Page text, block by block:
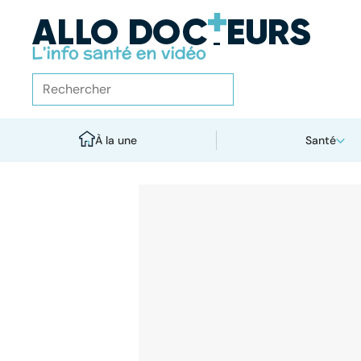
À la une Santé